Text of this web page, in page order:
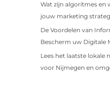
Wat zijn algoritmes en
jouw marketing
De Voordelen van
Bescherm uw Digitale
Lees het laatste lokale
voor Nijmegen en